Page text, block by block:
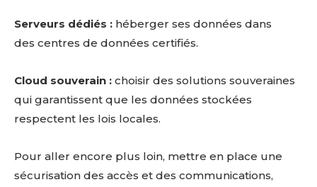
Serveurs dédiés : héberger ses données dans
des centres de données certifiés.
Cloud souverain : choisir des solutions souveraines
qui garantissent que les données stockées
respectent les lois locales.
Pour aller encore plus loin, mettre en place une
sécurisation des accès et des communications,